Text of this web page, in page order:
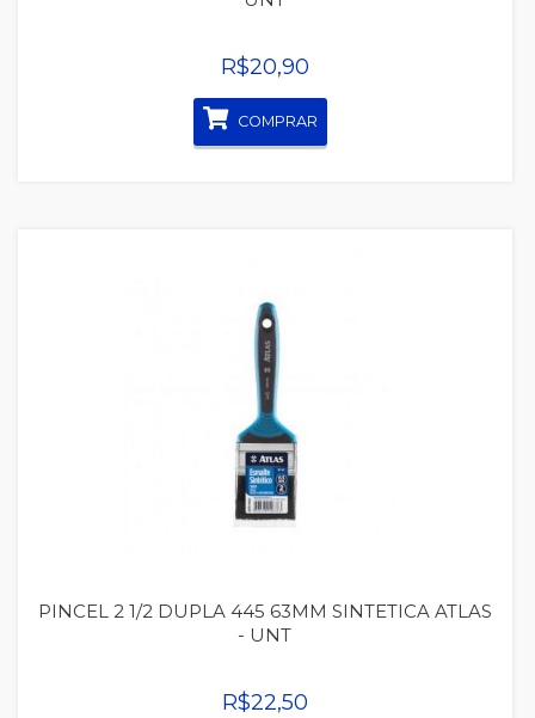
R$20,90
COMPRAR
Quickview
PINCEL 2 1/2 DUPLA 445 63MM SINTETICA ATLAS
- UNT
R$22,50